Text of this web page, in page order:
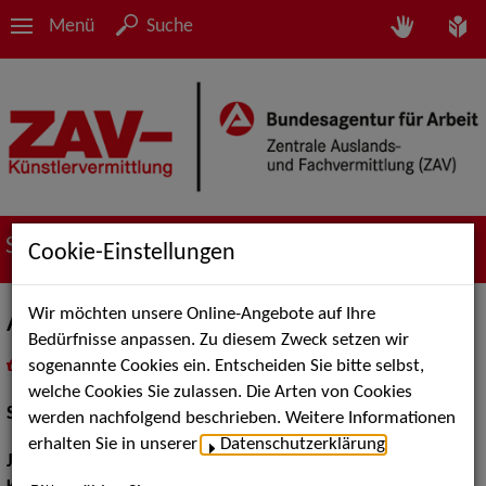
Menü Suche
Suche nach Künstler*innen
Armin Dillenberger
als PDF speichern
inMeine Merklistelegen
Schauspiel:Bühne
Jahrgang:
Cookie-Einstellungen
Wir möchten unsere Online-Angebote auf Ihre
Bedürfnisse anpassen. Zu diesem Zweck setzen wir
sogenannte Cookies ein. Entscheiden Sie bitte selbst,
welche Cookies Sie zulassen. Die Arten von Cookies
werden nachfolgend beschrieben. Weitere Informationen
erhalten Sie in unserer
Datenschutzerklärung